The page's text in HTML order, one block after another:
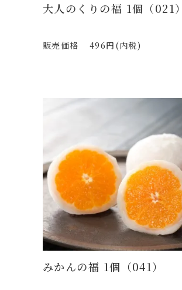
大人のくりの福 1個（021）
販売価格 496円(内税)
みかんの福 1個（041）